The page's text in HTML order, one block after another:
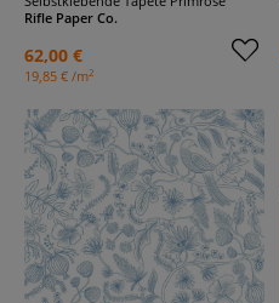
Rifle Paper Co.
62,00 €
19,85 € /m2